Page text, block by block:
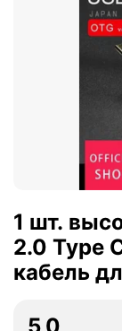
1 шт.
2.0 Type
кабель